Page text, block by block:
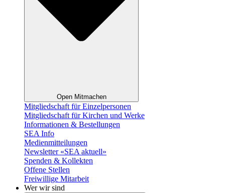
Open Mitmachen
Mitgliedschaft für Einzelpersonen
Mitgliedschaft für Kirchen und Werke
Informationen & Bestellungen
SEA Info
Medienmitteilungen
Newsletter «SEA aktuell»
Spenden & Kollekten
Offene Stellen
Freiwillige Mitarbeit
Wer wir sind